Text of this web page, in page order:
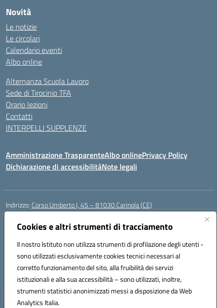
Cookies e altri strumenti di tracciamento
Il nostro Istituto non utilizza strumenti di profilazione degli utenti -
sono utilizzati esclusivamente cookies tecnici necessari al
corretto funzionamento del sito, alla fruibilità dei servizi
istituzionali e alla sua accessibilità – sono utilizzati, inoltre,
strumenti statistici anonimizzati messi a disposizione da Web
Analytics Italia.
Novità
Le notizie
Le circolari
Calendario eventi
Albo online
Alternanza Scuola Lavoro
Sede di Tirocinio TFA
Orario lezioni
Contatti
INTERPELLI SUPPLENZE
Amministrazione TrasparenteAlbo onlinePrivacy Policy
Dichiarazione di accessibilitàNote legali
Indirizzo: Corso Umberto I, 45 – 81030 Carinola (CE)
Centralino:
Posta elettronica certificata (PEC):ceic88700p@pec.istruzione.it
Codice fiscale: 95014250617
Codice meccanografico:CEIC88700P
Codice Indice delle Pubbliche Amministrazioni (IPA): istsc_ceic88700p
Codice unico di fatturazione (CUF): UFBPW4